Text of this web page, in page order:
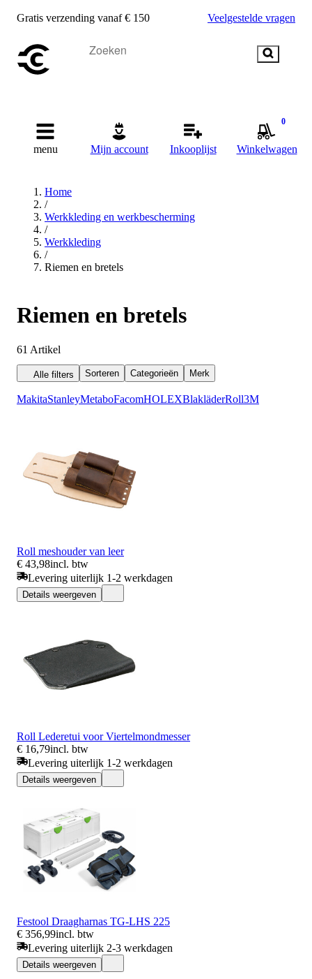
Gratis verzending vanaf € 150 Veelgestelde vragen
menu Mijn account Inkooplijst
0
Winkelwagen
Home
/
Werkkleding en werkbescherming
/
Werkkleding
/
Riemen en bretels
Riemen en bretels
61 Artikel
Alle filters Sorteren Categorieën Merk
MakitaStanleyMetaboFacomHOLEXBlakläderRoll3M
Roll meshouder van leer
€ 43,98incl. btw
Levering uiterlijk 1-2 werkdagen
Details weergeven
Roll Lederetui voor Viertelmondmesser
€ 16,79incl. btw
Levering uiterlijk 1-2 werkdagen
Details weergeven
Festool Draagharnas TG-LHS 225
€ 356,99incl. btw
Levering uiterlijk 2-3 werkdagen
Details weergeven